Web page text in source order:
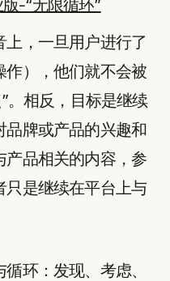
-“无限循环”
，一旦用户进行了
作），他们就不会被
。相反，目标是继续
品牌或产品的兴趣和
产品相关的内容，参
只是继续在平台上与
环：发现、考虑、